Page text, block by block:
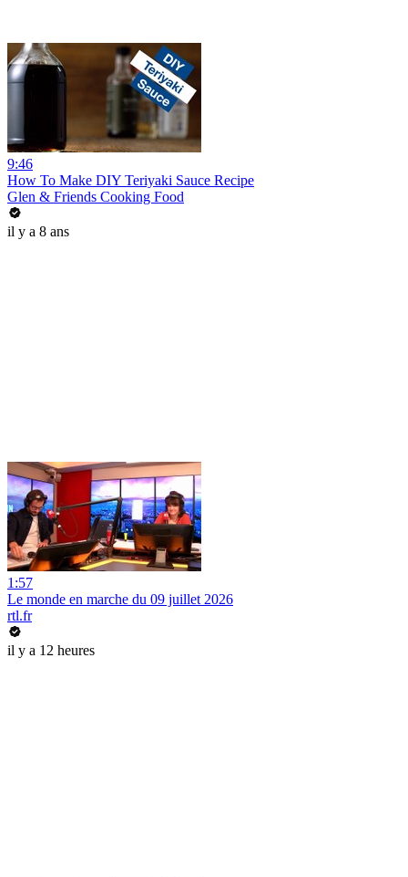
9:46
How To Make DIY Teriyaki Sauce Recipe
Glen & Friends Cooking Food
il y a 8 ans
1:57
Le monde en marche du 09 juillet 2026
rtl.fr
il y a 12 heures